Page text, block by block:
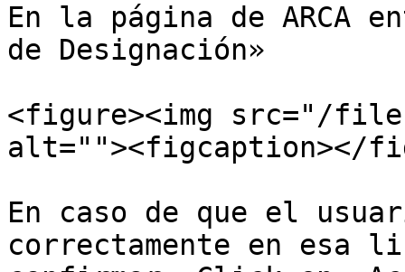
En la página de ARCA
de Designación»
<figure><img src="/files/
alt=""><figcaption></
En caso de que el
correctamente en esa